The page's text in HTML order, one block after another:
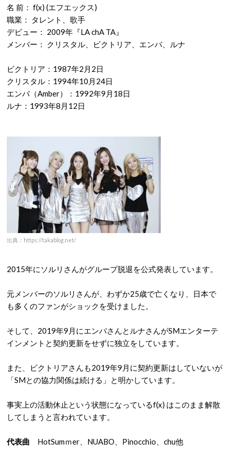
名 前： f(x) (エフエックス)
職業： タレント、歌手
デビュー： 2009年『LA chA TA』
メンバー： クリスタル、ビクトリア、エンバ、ルナ
ビクトリア：1987年2月2日
クリスタル：1994年10月24日
エンバ（Amber）：1992年9月18日
ルナ：1993年8月12日
出典：https://takablog.net/
2015年にソルリさんがグループ脱退を公式発表しています。
元メンバーのソルリさんが、わずか25歳で亡くなり、日本で
も多くのファンがショックを受けました。
そして、2019年9月にエンバさんとルナさんがSMエンターテ
インメントと契約更新をせずに独立をしています。
また、ビクトリアさんも2019年9月に契約更新はしていないが
「SMとの協力関係は続ける」と明かしています。
事実上の活動休止という状態になっているf(x) はこのまま解散
してしまうと言われています。
代表曲 HotSumｍer、NUABO、Pinocchio、chu他